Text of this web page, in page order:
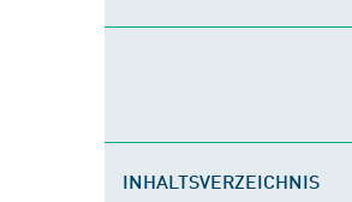
INHALTSVERZEICHNIS